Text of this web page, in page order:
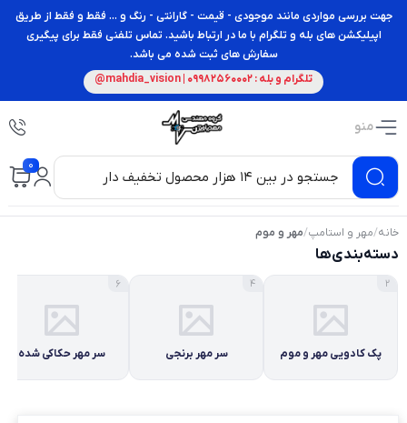
جهت بررسی مواردی مانند موجودی - قیمت - گارانتی - رنگ و ... فقط و فقط از طریق
اپیلیکشن های بله و تلگرام با ما در ارتباط باشید. تماس تلفنی فقط برای پیگیری
سفارش های ثبت شده می باشد.
تلگرام و بله : 09982560002 | mahdia_vision@
منو
0
خانه/مهر و استامپ/مهر و موم
دسته‌بندی‌ها
2
پک کادویی مهر و موم
4
سر مهر برنجی
6
سر مهر حکاکی شده